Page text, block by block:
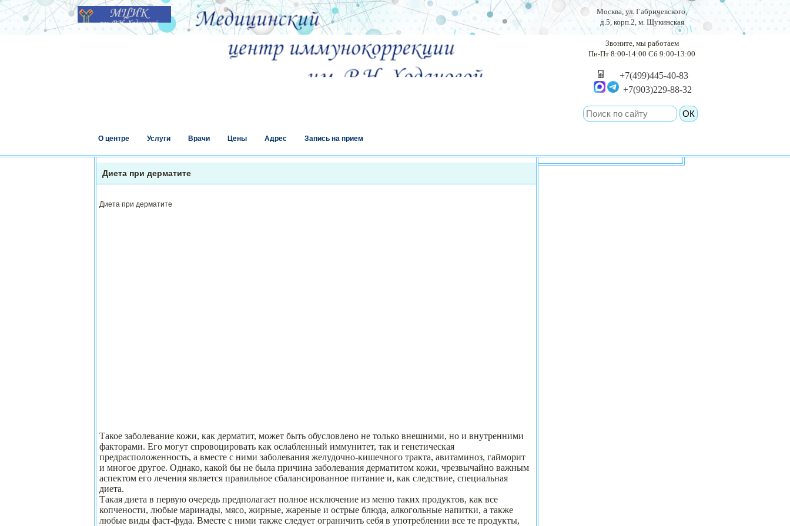
О центре Услуги Врачи Цены Адрес Запись на прием
Москва, ул. Габричевского,
д.5, корп.2, м. Щукинская
Звоните, мы работаем
Пн-Пт 8:00-14:00 Сб 9:00-13:00
+7(499)445-40-83
+7(903)229-88-32
Диета при дерматите
Диета при дерматите
Такое заболевание кожи, как дерматит, может быть обусловлено не только внешними, но и внутренними
факторами. Его могут спровоцировать как ослабленный иммунитет, так и генетическая
предрасположенность, а вместе с ними заболевания желудочно-кишечного тракта, авитаминоз, гайморит
и многое другое. Однако, какой бы не была причина заболевания дерматитом кожи, чрезвычайно важным
аспектом его лечения является правильное сбалансированное питание и, как следствие, специальная
диета.
Такая диета в первую очередь предполагает полное исключение из меню таких продуктов, как все
копчености, любые маринады, мясо, жирные, жареные и острые блюда, алкогольные напитки, а также
любые виды фаст-фуда. Вместе с ними также следует ограничить себя в употреблении все те продукты,